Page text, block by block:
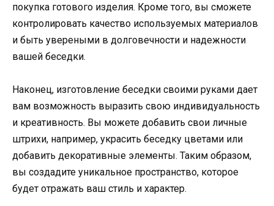
покупка готового изделия. Кроме того, вы сможете
контролировать качество используемых материалов
и быть увереными в долговечности и надежности
вашей беседки.
Наконец, изготовление беседки своими руками дает
вам возможность выразить свою индивидуальность
и креативность. Вы можете добавить свои личные
штрихи, например, украсить беседку цветами или
добавить декоративные элементы. Таким образом,
вы создадите уникальное пространство, которое
будет отражать ваш стиль и характер.